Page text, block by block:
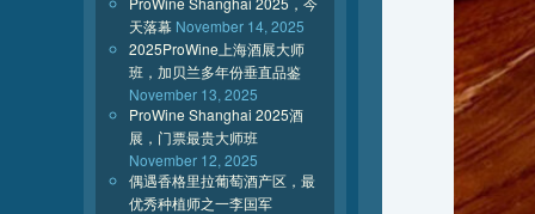
天落幕 November 14, 2025
2025ProWine上海酒展大师
班，加贝兰多年份垂直品鉴
November 13, 2025
ProWine Shanghai 2025酒
展，门票最贵大师班
November 12, 2025
偶遇香格里拉葡萄酒产区，最
优秀种植师之一李国军